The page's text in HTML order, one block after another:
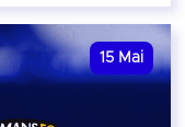
15 Mai